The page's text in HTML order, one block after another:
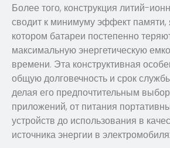
Более того, конструкция литий-
сводит к минимуму эффект памяти,
котором батареи постепенно
максимальную энергетическую
времени. Эта конструктивная
общую долговечность и срок
делая его предпочтительным
приложений, от питания
устройств до использования в
источника энергии в